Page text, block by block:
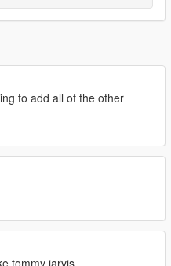
to add all of the other
tommy jarvis